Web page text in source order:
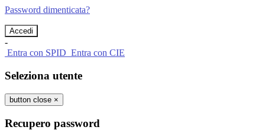
Password dimenticata?
-
Entra con SPID Entra con CIE
Seleziona utente
button close ×
Recupero password